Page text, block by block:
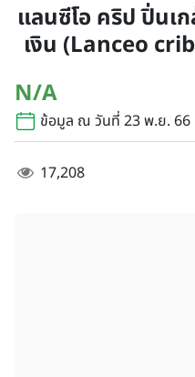
แลนซีโอ คริป ปิ่นเ
เงิน (Lanceo
N/A
ข้อมูล ณ วันที่ 23 พ.ย. 66
17,208